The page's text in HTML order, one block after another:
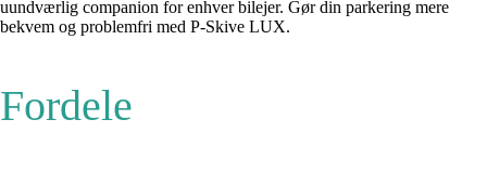
uundværlig companion for enhver bilejer. Gør din parkering mere
bekvem og problemfri med P-Skive LUX.
Fordele